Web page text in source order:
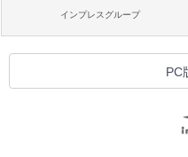
インプレスグループ
PC